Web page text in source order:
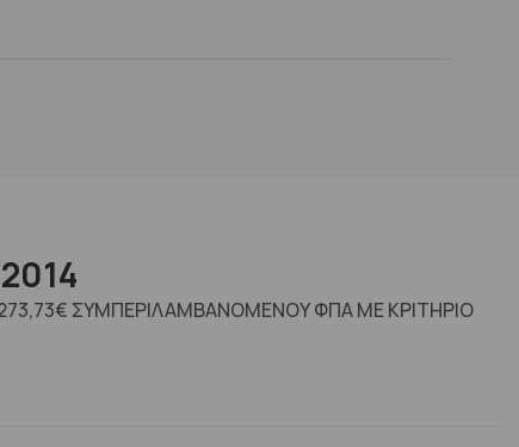
ΣΥΜΠΕΡΙΛΑΜΒΑΝΟΜΕΝΟΥ ΦΠΑ ΜΕ ΚΡΙΤΗΡΙΟ